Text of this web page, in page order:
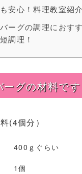
安心！料理教室紹介
ーグの調理におす
調理！
グの材料です
(4個分）
400ｇぐらい
1個